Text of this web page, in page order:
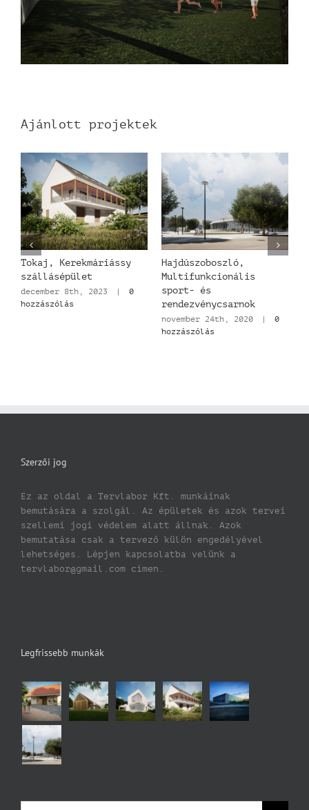
Ajánlott projektek
Tokaj, Kerekmáriássy
szállásépület
december 8th, 2023 |
0
hozzászólás
Hajdúszoboszló,
Multifunkcionális
sport- és
rendezvénycsarnok
november 24th, 2020 |
0
hozzászólás
Szerzői jog
Ez az oldal a Tervlabor Kft. munkáinak
bemutására a szolgál. Az épületek és azok tervei
szellemi jogi védelem alatt állnak. Azok
bemutatása csak a tervező külön engedélyével
lehetséges. Lépjen kapcsolatba velünk a
tervlabor@gmail.com címen.
Legfrissebb munkák